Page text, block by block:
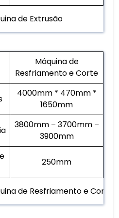
de Extrusão
Máquina de
Resfriamento e Corte
4000mm * 470mm *
1650mm
3800mm – 3700mm –
3900mm
250mm
de Resfriamento e Corte